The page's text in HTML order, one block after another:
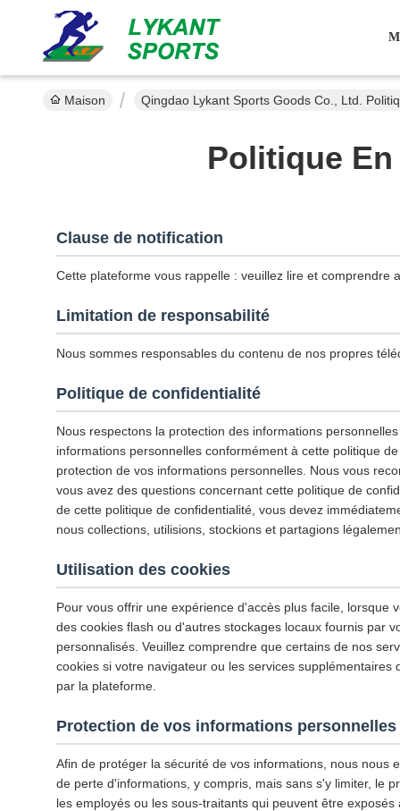
Maison Qingdao Lykant Sports Goods Co., Ltd.
Politique
Clause de notification
Cette plateforme vous rappelle : veuillez lire et
Limitation de responsabilité
Nous sommes responsables du contenu de nos propres
Politique de confidentialité
Nous respectons la protection des informations
informations personnelles conformément à cette politique
protection de vos informations personnelles. Nous vous
vous avez des questions concernant cette politique de
de cette politique de confidentialité, vous devez
nous collections, utilisions, stockions et partagions
Utilisation des cookies
Pour vous offrir une expérience d'accès plus facile, lorsque
des cookies flash ou d'autres stockages locaux fournis par
personnalisés. Veuillez comprendre que certains de nos
cookies si votre navigateur ou les services
par la plateforme.
Protection de vos informations personnelles
Afin de protéger la sécurité de vos informations, nous
de perte d'informations, y compris, mais sans s'y limiter, le
les employés ou les sous-traitants qui peuvent être